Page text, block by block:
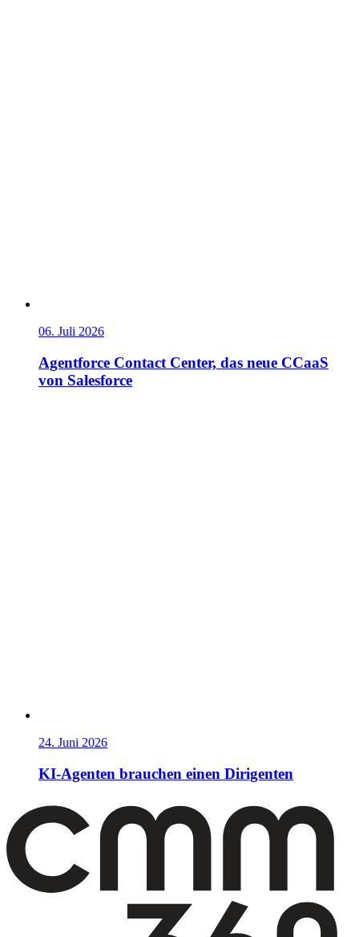
06. Juli 2026
Agentforce Contact Center, das neue CCaaS
von Salesforce
24. Juni 2026
KI-Agenten brauchen einen Dirigenten